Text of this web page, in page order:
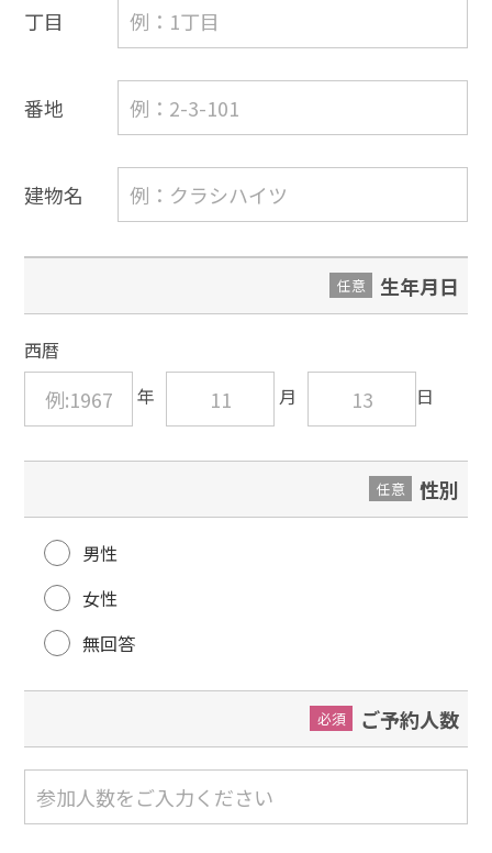
丁目
番地
建物名
生年月日
任意
西暦
性別
任意
男性
女性
無回答
ご予約人数
必須